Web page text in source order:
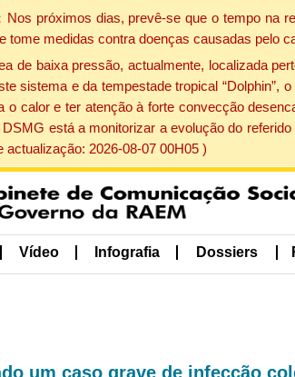
próximos dias, prevê-se que o tempo na
tome medidas contra doenças causadas pelo
de baixa pressão, actualmente, localizada
sistema e da tempestade tropical
calor e ter atenção à forte convecção
está a monitorizar a evolução do
2026-08-07 00H05 )
Vídeo Infografia Dossiers
um caso grave de infecção